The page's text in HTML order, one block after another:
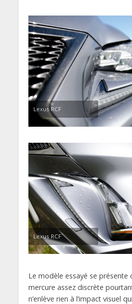
Lexus RCF
Lexus RCF
Le modèle essayé se présente
mercure assez discrète
n’enlève rien à l’impact visuel